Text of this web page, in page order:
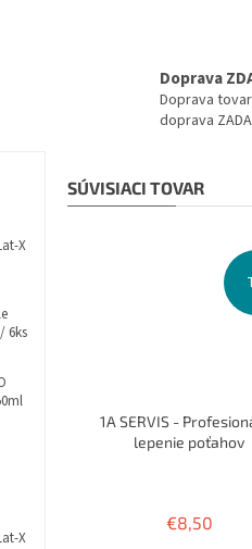
X
6ks
X
Doprava
Doprava
doprava
SÚVISIACI TOVAR
1A SERVIS -
lepenie poťahov
produktu
je
€8,50